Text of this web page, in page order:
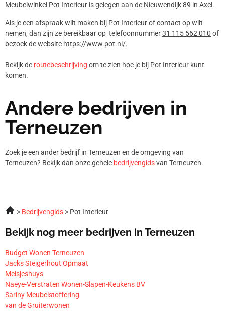
Meubelwinkel Pot Interieur is gelegen aan de Nieuwendijk 89 in Axel.
Als je een afspraak wilt maken bij Pot Interieur of contact op wilt
nemen, dan zijn ze bereikbaar op telefoonnummer31 115 562 010 of
bezoek de website https://www.pot.nl/.
Bekijk de routebeschrijving om te zien hoe je bij Pot Interieur kunt
komen.
Andere bedrijven in
Terneuzen
Zoek je een ander bedrijf in Terneuzen en de omgeving van
Terneuzen? Bekijk dan onze gehele bedrijvengidsvan Terneuzen.
Bedrijvengids Pot Interieur
Bekijk nog meer bedrijven in Terneuzen
Budget Wonen Terneuzen
Jacks Steigerhout Opmaat
Meisjeshuys
Naeye-Verstraten Wonen-Slapen-Keukens BV
Sariny Meubelstoffering
van de Gruiterwonen